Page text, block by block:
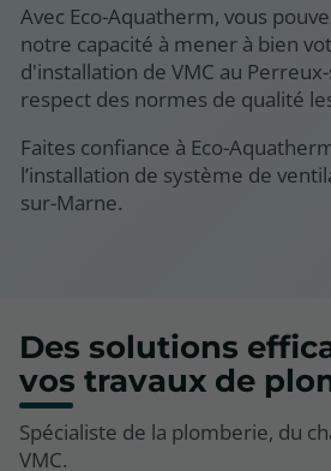
Avec Eco-Aquatherm, vous
notre capacité à mener à bien
d'installation de VMC au
respect des normes de qualité
Faites confiance à Eco-
l’installation de système de
sur-Marne.
Des solutions
vos travaux de
Spécialiste de la plomberie, du
VMC.